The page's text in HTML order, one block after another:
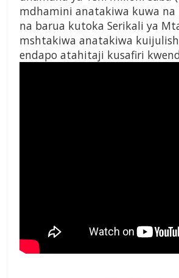
mdhamini anatakiwa kuwa
na barua kutoka Serikali ya
mshtakiwa anatakiwa
endapo atahitaji kusafiri